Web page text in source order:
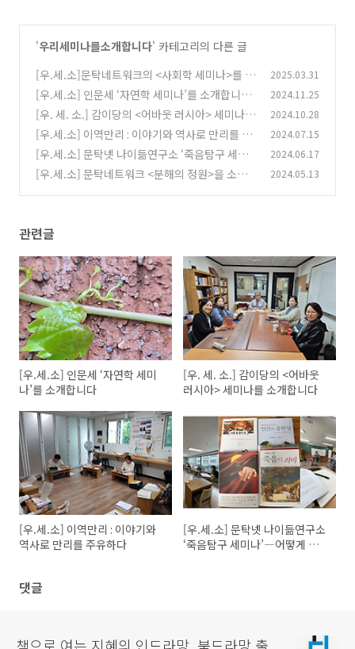
'우리세미나를소개합니다' 카테고리의 다른 글
[우.세.소]문탁네트워크의 <사회학 세미나>를 소
개합니다. (1)
2025.03.31
[우.세.소] 인문세 ‘자연학 세미나’를 소개합니다
(1)
2024.11.25
[우. 세. 소.] 감이당의 <어바웃 러시아> 세미나를
소개합니다
(2)
2024.10.28
[우.세.소] 이역만리 : 이야기와 역사로 만리를 주
유하다
(1)
2024.07.15
[우.세.소] 문탁넷 나이듦연구소 ‘죽음탐구 세미
나’―어떻게 잘 늙고 어떻게 잘 죽을 것인가 (1)
2024.06.17
[우.세.소] 문탁네트워크 <분해의 정원>을 소개
2024.05.13
관련글
[우.세.소] 인문세 ‘자연학 세미
나’를 소개합니다
[우. 세. 소.] 감이당의 <어바웃
러시아> 세미나를 소개합니다
[우.세.소] 이역만리 : 이야기와
역사로 만리를 주유하다
[우.세.소] 문탁넷 나이듦연구소
‘죽음탐구 세미나’―어떻게 잘
댓글